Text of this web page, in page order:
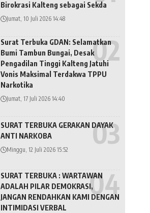
Birokrasi Kalteng sebagai Sekda
Jumat, 10 Juli 2026 14:48
Surat Terbuka GDAN: Selamatkan
Bumi Tambun Bungai, Desak
Pengadilan Tinggi Kalteng Jatuhi
Vonis Maksimal Terdakwa TPPU
Narkotika
Jumat, 17 Juli 2026 14:40
SURAT TERBUKA GERAKAN DAYAK
ANTI NARKOBA
Minggu, 12 Juli 2026 15:52
SURAT TERBUKA : WARTAWAN
ADALAH PILAR DEMOKRASI,
JANGAN RENDAHKAN KAMI DENGAN
INTIMIDASI VERBAL